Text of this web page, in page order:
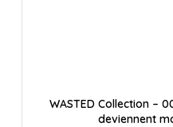
WASTED Collection –
deviennent